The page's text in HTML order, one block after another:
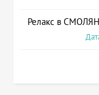
Релакс в